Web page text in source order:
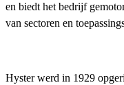
en biedt het bedrijf
van sectoren en
Hyster werd in 1929